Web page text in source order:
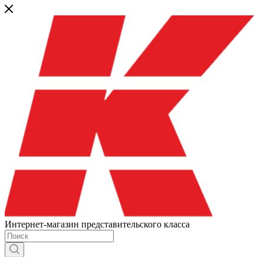
Интернет-магазин представительского класса